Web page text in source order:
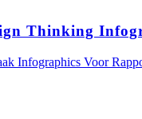
Thinking